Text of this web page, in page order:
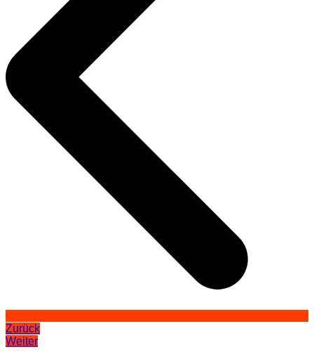
Zurück
Weiter